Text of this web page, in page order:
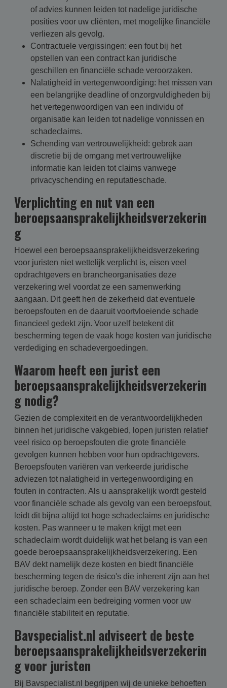
of advies kunnen leiden tot nadelige juridische
posities voor uw cliënten, met mogelijke financiële
verliezen als gevolg.
Contractuele vergissingen: een fout bij het
opstellen van een contract kan juridische
geschillen en financiële schade veroorzaken.
Nalatigheid in vertegenwoordiging: het missen van
een belangrijke deadline of onzorgvuldigheden bij
het vertegenwoordigen van een individu of
organisatie kan leiden tot nadelige vonnissen en
schadeclaims.
Schending van vertrouwelijkheid: gebrek aan
discretie bij de omgang met vertrouwelijke
informatie kan leiden tot claims vanwege
privacyschending en reputatieschade.
Verplichting en nut van een
beroepsaansprakelijkheidsverzekerin
g
Hoewel een beroepsaansprakelijkheidsverzekering
voor juristen niet wettelijk verplicht is, eisen veel
opdrachtgevers en brancheorganisaties deze
verzekering wel voordat ze een samenwerking
aangaan. Dit geeft hen de zekerheid dat eventuele
beroepsfouten en de daaruit voortvloeiende schade
financieel gedekt zijn. Voor uzelf betekent dit
bescherming tegen de vaak hoge kosten van juridische
verdediging en schadevergoedingen.
Waarom heeft een jurist een
beroepsaansprakelijkheidsverzekerin
g nodig?
Gezien de complexiteit en de verantwoordelijkheden
binnen het juridische vakgebied, lopen juristen relatief
veel risico op beroepsfouten die grote financiële
gevolgen kunnen hebben voor hun opdrachtgevers.
Beroepsfouten variëren van verkeerde juridische
adviezen tot nalatigheid in vertegenwoordiging en
fouten in contracten. Als u aansprakelijk wordt gesteld
voor financiële schade als gevolg van een beroepsfout,
leidt dit bijna altijd tot hoge schadeclaims en juridische
kosten. Pas wanneer u te maken krijgt met een
schadeclaim wordt duidelijk wat het belang is van een
goede beroepsaansprakelijkheidsverzekering. Een
BAV dekt namelijk deze kosten en biedt financiële
bescherming tegen de risico's die inherent zijn aan het
juridische beroep. Zonder een BAV verzekering kan
een schadeclaim een bedreiging vormen voor uw
financiële stabiliteit en reputatie.
Bavspecialist.nl adviseert de beste
beroepsaansprakelijkheidsverzekerin
g voor juristen
Bij Bavspecialist.nl begrijpen wij de unieke behoeften